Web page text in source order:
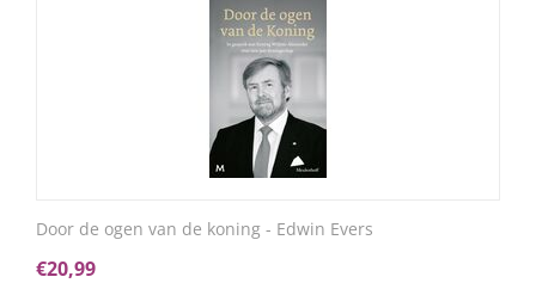
Door de ogen van de koning - Edwin Evers
€20,99